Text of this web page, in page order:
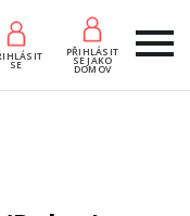
SE
PŘIHLÁSIT
SE JAKO
DOMOV